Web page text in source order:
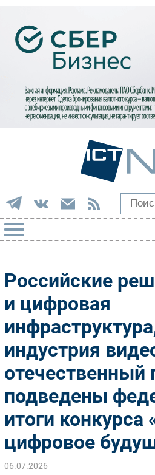
Импорто­замещение
Автоматизация
Интернет
Мобильная связь
Фиксированная связь
Интеграция
Рынок ПК
Маркетинг
Торговые сети
Оборудование
Российские
и цифровая
индустрия
отечественный
подведены
итоги конкурса
цифровое
06.07.2026